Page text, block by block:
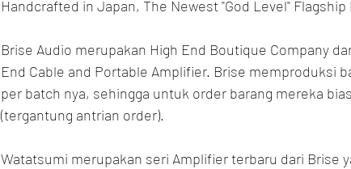
Handcrafted in Japan, The Newest "God Level"
Brise Audio merupakan High End Boutique Company
End Cable and Portable Amplifier. Brise memproduksi
per batch nya, sehingga untuk order barang mereka
(tergantung antrian order).
Watatsumi merupakan seri Amplifier terbaru dari Brise